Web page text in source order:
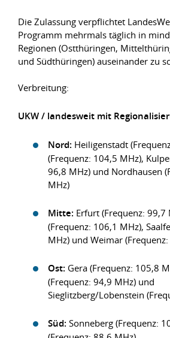
Die Zulassung verpflichtet
Programm mehrmals täglich in
Regionen (Ostthüringen,
und Südthüringen) auseinander zu
Verbreitung:
UKW / landesweit mit
Nord: Heiligenstadt
(Frequenz: 104,5 MHz),
96,8 MHz) und Nordhausen
MHz)
Mitte: Erfurt (Frequenz: 99,7
(Frequenz: 106,1 MHz),
MHz) und Weimar
Ost: Gera (Frequenz: 105,8
(Frequenz: 94,9 MHz) und
Sieglitzberg/Lobenstein
Süd: Sonneberg (Frequenz: